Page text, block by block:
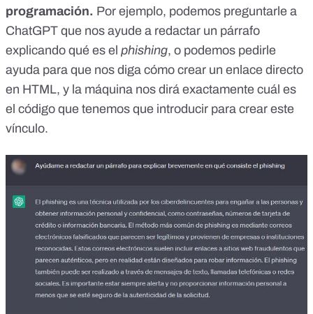
programación. Por ejemplo, podemos preguntarle a
ChatGPT que nos ayude a redactar un párrafo
explicando qué es el phishing, o podemos pedirle
ayuda para que nos diga cómo crear un enlace directo
en HTML, y la máquina nos dirá exactamente cuál es
el código que tenemos que introducir para crear este
vínculo.